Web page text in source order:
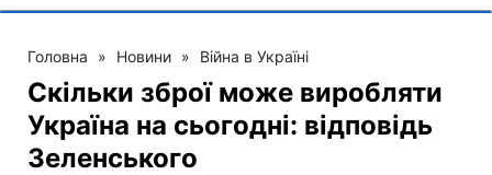
Головна » Новини » Війна в Україні
Скільки зброї може виробляти
Україна на сьогодні: відповідь
Зеленського